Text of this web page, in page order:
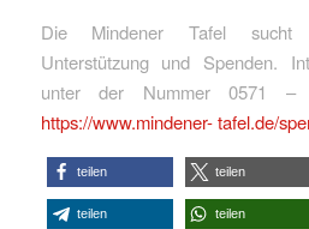
Die Mindener Tafel sucht
Unterstützung und Spenden.
unter der Nummer 0571 –
https://www.mindener- tafel.de/
teilen teilen
teilen teilen